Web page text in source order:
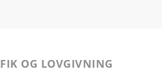
OG LOVGIVNING